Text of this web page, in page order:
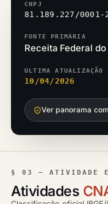
CNPJ
81.189.227/0001-
FONTE PRIMÁRIA
Receita Federal
ÚLTIMA ATUALIZAÇÃO
10/04/2026
Ver panorama
§ 03 — ATIVIDADE
Atividades